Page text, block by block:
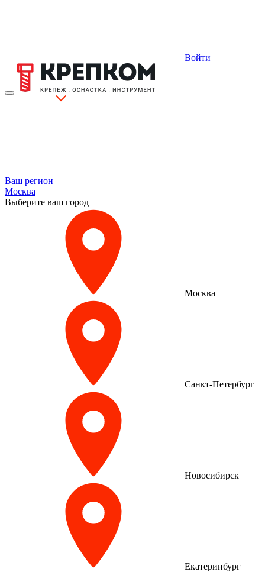
Войти
Ваш регион
Москва
Выберите ваш город
Москва
Санкт-Петербург
Новосибирск
Екатеринбург